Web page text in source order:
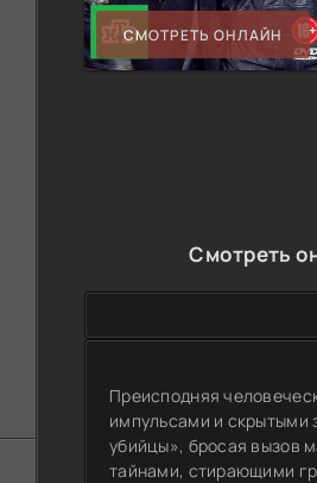
СМОТРЕТЬ ОНЛАЙН
Смотреть
Преисподняя
импульсами и скрытыми
убийцы», бросая вызов
тайнами, стирающими